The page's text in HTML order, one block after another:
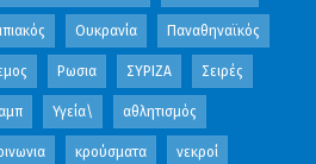
Ουκρανία Παναθηναϊκός
Ρωσια ΣΥΡΙΖΑ Σειρές
Υγεία\ αθλητισμός
κρούσματα νεκροί